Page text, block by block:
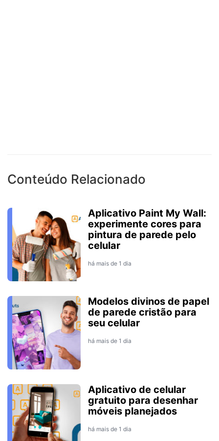
Conteúdo Relacionado
Aplicativo Paint My Wall:
experimente cores para
pintura de parede pelo
celular
há mais de 1 dia
Modelos divinos de papel
de parede cristão para
seu celular
há mais de 1 dia
Aplicativo de celular
gratuito para desenhar
móveis planejados
há mais de 1 dia